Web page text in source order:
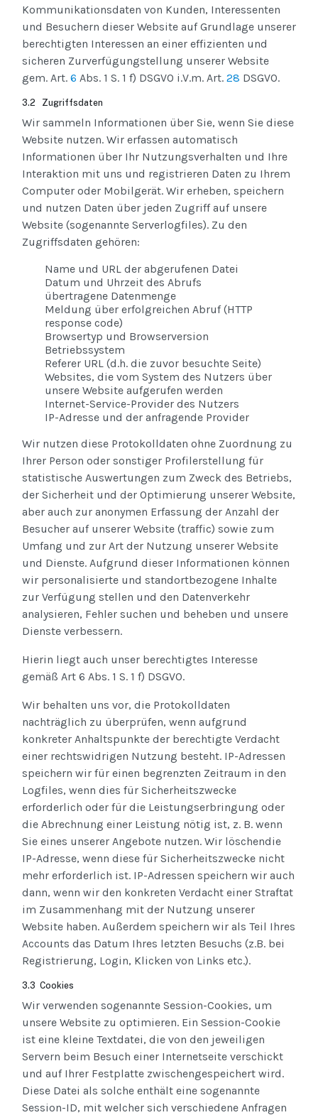
Kommunikationsdaten von Kunden, Interessenten
und Besuchern dieser Website auf Grundlage unserer
berechtigten Interessen an einer effizienten und
sicheren Zurverfügungstellung unserer Website
gem. Art. 6 Abs. 1 S. 1 f) DSGVO i.V.m. Art. 28 DSGVO.
3.2 Zugriffsdaten
Wir sammeln Informationen über Sie, wenn Sie diese
Website nutzen. Wir erfassen automatisch
Informationen über Ihr Nutzungsverhalten und Ihre
Interaktion mit uns und registrieren Daten zu Ihrem
Computer oder Mobilgerät. Wir erheben, speichern
und nutzen Daten über jeden Zugriff auf unsere
Website (sogenannte Serverlogfiles). Zu den
Zugriffsdaten gehören:
Name und URL der abgerufenen Datei
Datum und Uhrzeit des Abrufs
übertragene Datenmenge
Meldung über erfolgreichen Abruf (HTTP
response code)
Browsertyp und Browserversion
Betriebssystem
Referer URL (d.h. die zuvor besuchte Seite)
Websites, die vom System des Nutzers über
unsere Website aufgerufen werden
Internet-Service-Provider des Nutzers
IP-Adresse und der anfragende Provider
Wir nutzen diese Protokolldaten ohne Zuordnung zu
Ihrer Person oder sonstiger Profilerstellung für
statistische Auswertungen zum Zweck des Betriebs,
der Sicherheit und der Optimierung unserer Website,
aber auch zur anonymen Erfassung der Anzahl der
Besucher auf unserer Website (traffic) sowie zum
Umfang und zur Art der Nutzung unserer Website
und Dienste. Aufgrund dieser Informationen können
wir personalisierte und standortbezogene Inhalte
zur Verfügung stellen und den Datenverkehr
analysieren, Fehler suchen und beheben und unsere
Dienste verbessern.
Hierin liegt auch unser berechtigtes Interesse
gemäß Art 6 Abs. 1 S. 1 f) DSGVO.
Wir behalten uns vor, die Protokolldaten
nachträglich zu überprüfen, wenn aufgrund
konkreter Anhaltspunkte der berechtigte Verdacht
einer rechtswidrigen Nutzung besteht. IP-Adressen
speichern wir für einen begrenzten Zeitraum in den
Logfiles, wenn dies für Sicherheitszwecke
erforderlich oder für die Leistungserbringung oder
die Abrechnung einer Leistung nötig ist, z. B. wenn
Sie eines unserer Angebote nutzen. Wir löschendie
IP-Adresse, wenn diese für Sicherheitszwecke nicht
mehr erforderlich ist. IP-Adressen speichern wir auch
dann, wenn wir den konkreten Verdacht einer Straftat
im Zusammenhang mit der Nutzung unserer
Website haben. Außerdem speichern wir als Teil Ihres
Accounts das Datum Ihres letzten Besuchs (z.B. bei
Registrierung, Login, Klicken von Links etc.).
3.3 Cookies
Wir verwenden sogenannte Session-Cookies, um
unsere Website zu optimieren. Ein Session-Cookie
ist eine kleine Textdatei, die von den jeweiligen
Servern beim Besuch einer Internetseite verschickt
und auf Ihrer Festplatte zwischengespeichert wird.
Diese Datei als solche enthält eine sogenannte
Session-ID, mit welcher sich verschiedene Anfragen